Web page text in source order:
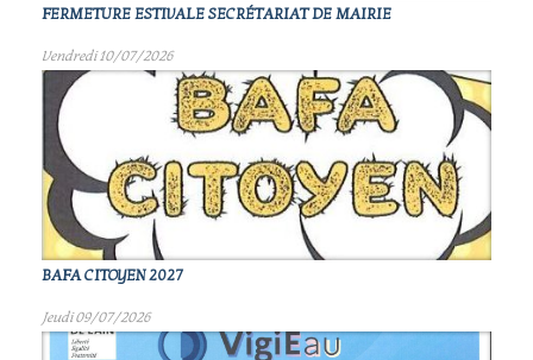
FERMETURE ESTIVALE SECRÉTARIAT DE MAIRIE
Vendredi 10/07/2026
BAFA CITOYEN 2027
Jeudi 09/07/2026